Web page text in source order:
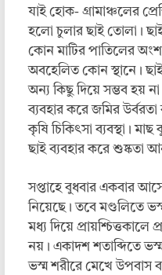
যাই হোক- গ্রামাঞ্চলের
হলো চুলার ছাই তোলা।
কোন মাটির পাতিলের
অবহেলিত কোন স্থানে।
অন্য কিছু দিয়ে সম্ভব হয়
ব্যবহার করে জমির
কৃষি চিকিৎসা ব্যবস্থা।
ছাই ব্যবহার করে শুষ্কতা
সপ্তাহে বুধবার একবার
নিয়েছে। তবে মণ্ডলিতে
মধ্য দিয়ে
নয়। একাদশ শতাব্দিতে
ভস্ম শরীরে মেখে উপবাস